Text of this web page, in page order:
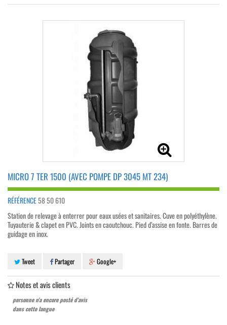
MICRO 7 TER 1500 (AVEC POMPE DP 3045 MT 234)
RÉFÉRENCE58 50 610
Station de relevage à enterrer pour eaux usées et sanitaires. Cuve en polyéthylène.
Tuyauterie & clapet en PVC. Joints en caoutchouc. Pied d’assise en fonte. Barres de
guidage en inox.
Tweet Partager Google+
Notes et avis clients
personne n'a encore posté d'avis
dans cette langue